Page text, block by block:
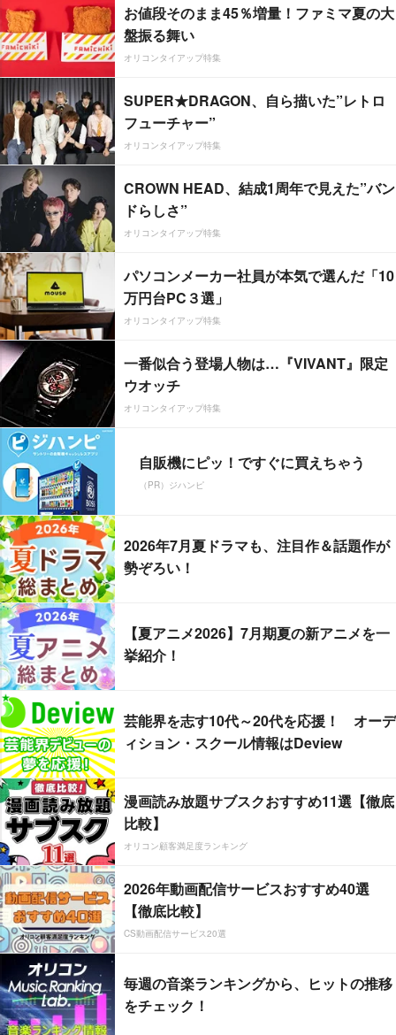
お値段そのまま45％増量！ファミマ夏の大
盤振る舞い
オリコンタイアップ特集
SUPER★DRAGON、自ら描いた”レトロ
フューチャー”
オリコンタイアップ特集
CROWN HEAD、結成1周年で見えた”バン
ドらしさ”
オリコンタイアップ特集
パソコンメーカー社員が本気で選んだ「10
万円台PC３選」
オリコンタイアップ特集
一番似合う登場人物は…『VIVANT』限定
ウオッチ
オリコンタイアップ特集
自販機にピッ！ですぐに買えちゃう
（PR）ジハンピ
2026年7月夏ドラマも、注目作＆話題作が
勢ぞろい！
【夏アニメ2026】7月期夏の新アニメを一
挙紹介！
芸能界を志す10代～20代を応援！ オーデ
ィション・スクール情報はDeview
漫画読み放題サブスクおすすめ11選【徹底
比較】
オリコン顧客満足度ランキング
2026年動画配信サービスおすすめ40選
【徹底比較】
CS動画配信サービス20選
毎週の音楽ランキングから、ヒットの推移
をチェック！